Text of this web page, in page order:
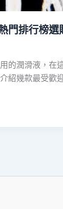
門排行榜選
的潤滑液，在
紹幾款最受歡